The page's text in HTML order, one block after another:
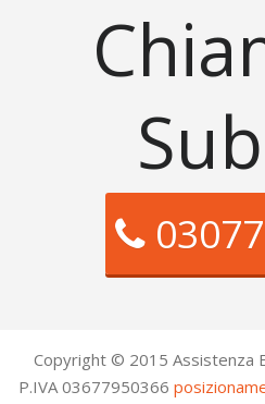
Copyright © 2015 Assistenza
P.IVA 03677950366